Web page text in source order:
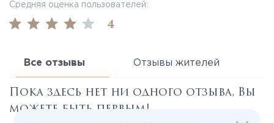
Средняя оценка пользователей:
4
Все отзывы Отзывы жителей
Пока здесь нет ни одного отзыва, Вы
можете быть первым!